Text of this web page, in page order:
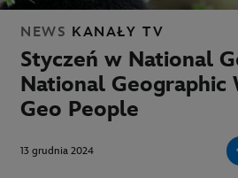
NEWS KANAŁY TV
Styczeń w National
National Geographic
Geo People
13 grudnia 2024